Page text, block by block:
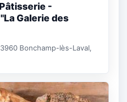
-
Galerie des
Bonchamp-lès-Laval,